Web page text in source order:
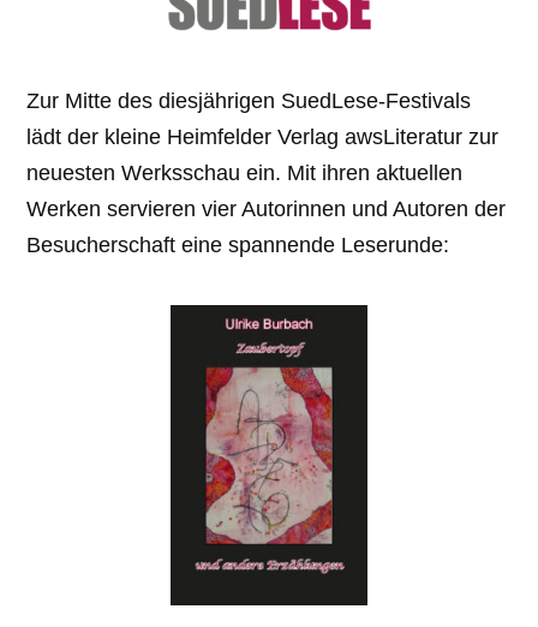
Zur Mitte des diesjährigen SuedLese-Festivals
lädt der kleine Heimfelder Verlag awsLiteratur zur
neuesten Werksschau ein. Mit ihren aktuellen
Werken servieren vier Autorinnen und Autoren der
Besucherschaft eine spannende Leserunde: